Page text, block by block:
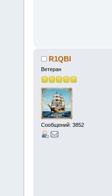
R1QBI
Ветеран
Сообщений: 3852